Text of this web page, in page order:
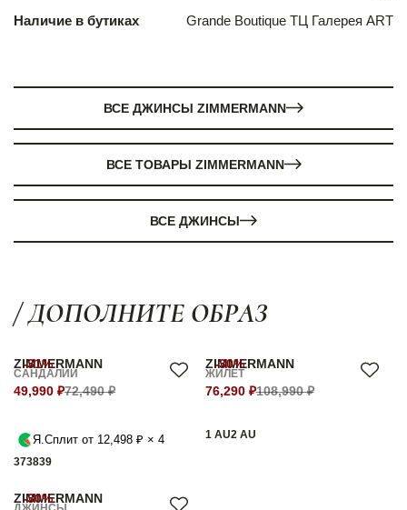
Наличие в бутиках
Grande Boutique ТЦ Галерея ART
ВСЕ ДЖИНСЫ ZIMMERMANN
ВСЕ ТОВАРЫ ZIMMERMANN
ВСЕ ДЖИНСЫ
/ ДОПОЛНИТЕ ОБРАЗ
-31%
ZIMMERMANN
САНДАЛИИ
49,990 ₽72,490 ₽
Я.Сплит от 12,498 ₽ × 4
373839
-30%
ZIMMERMANN
ЖИЛЕТ
76,290 ₽108,990 ₽
1 AU2 AU
-30%
ZIMMERMANN